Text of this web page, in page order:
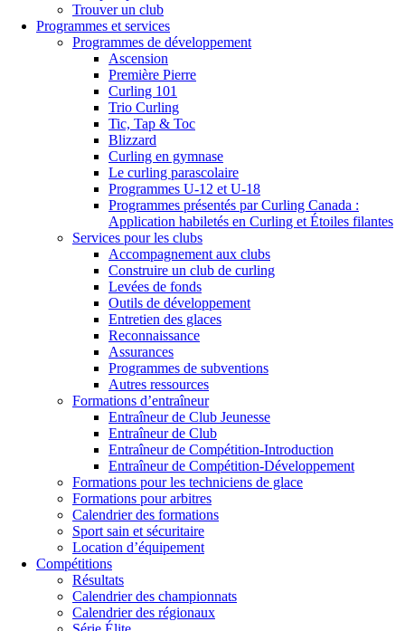
Trouver un club
Programmes et services
Programmes de développement
Ascension
Première Pierre
Curling 101
Trio Curling
Tic, Tap & Toc
Blizzard
Curling en gymnase
Le curling parascolaire
Programmes U-12 et U-18
Programmes présentés par Curling Canada :
Application habiletés en Curling et Étoiles filantes
Services pour les clubs
Accompagnement aux clubs
Construire un club de curling
Levées de fonds
Outils de développement
Entretien des glaces
Reconnaissance
Assurances
Programmes de subventions
Autres ressources
Formations d’entraîneur
Entraîneur de Club Jeunesse
Entraîneur de Club
Entraîneur de Compétition-Introduction
Entraîneur de Compétition-Développement
Formations pour les techniciens de glace
Formations pour arbitres
Calendrier des formations
Sport sain et sécuritaire
Location d’équipement
Compétitions
Résultats
Calendrier des championnats
Calendrier des régionaux